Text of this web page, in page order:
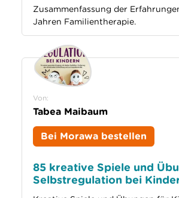
Zusammenfassung der
Jahren Familientherapie.
Von:
Tabea Maibaum
Bei Morawa bestellen
85 kreative Spiele und
Selbstregulation bei